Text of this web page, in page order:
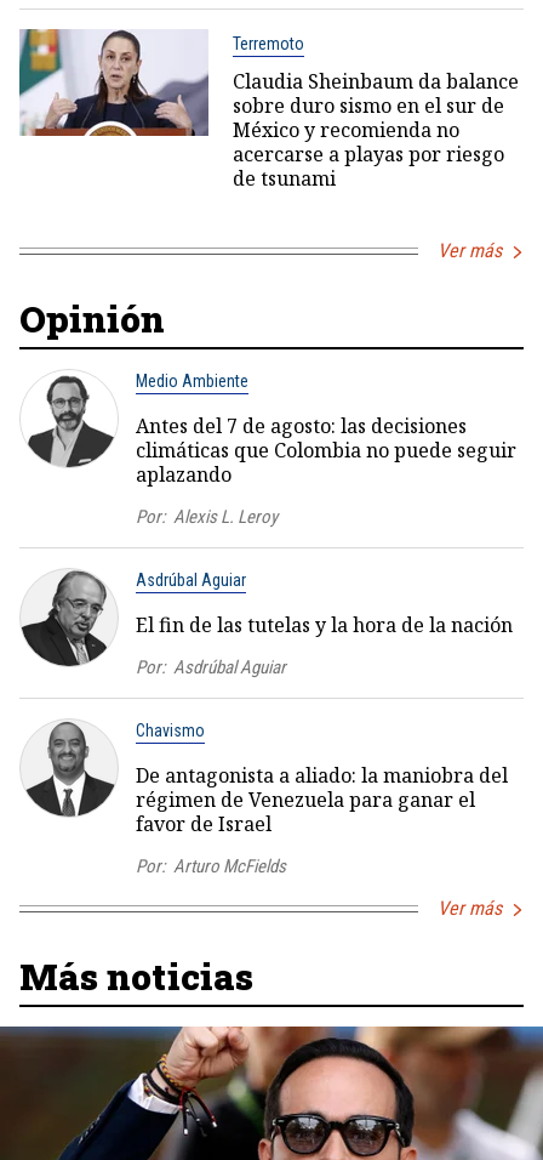
Terremoto
Claudia Sheinbaum da balance
sobre duro sismo en el sur de
México y recomienda no
acercarse a playas por riesgo
de tsunami
Ver más
Opinión
Medio Ambiente
Antes del 7 de agosto: las decisiones
climáticas que Colombia no puede seguir
aplazando
Por: Alexis L. Leroy
Asdrúbal Aguiar
El fin de las tutelas y la hora de la nación
Por: Asdrúbal Aguiar
Chavismo
De antagonista a aliado: la maniobra del
régimen de Venezuela para ganar el
favor de Israel
Por: Arturo McFields
Ver más
Más noticias